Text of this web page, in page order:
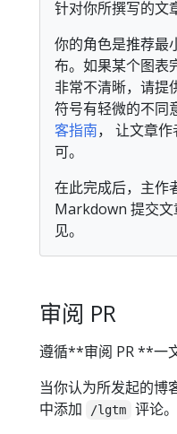
针对你所撰写的文
你的角色是推荐最
布。如果某个图表
非常不清晰，请提
符号有轻微的不同
客指南， 让文章
可。
在此完成后，主作
Markdown 提交文
见。
审阅 PR
遵循**审阅 PR **一
当你认为所发起的博
中添加
/lgtm
评论。